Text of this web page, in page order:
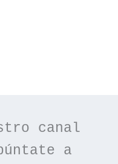
canal
a